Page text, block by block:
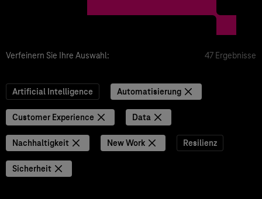
Verfeinern Sie Ihre Auswahl: 47 Ergebnisse
Artificial Intelligence Automatisierung
Customer Experience Data
Nachhaltigkeit New Work Resilienz
Sicherheit